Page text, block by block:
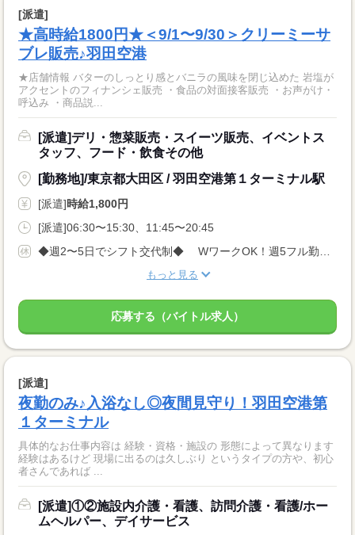
[派遣]
★高時給1800円★＜9/1〜9/30＞クリーミーサ
ブレ販売♪羽田空港
★店舗情報 バターのしっとり感とバニラの風味を閉じ込めた 岩塩が
アクセントのフィナンシェ販売 ・食品の対面接客販売 ・お声がけ・
呼込み ・商品説...
[派遣]デリ・惣菜販売・スイーツ販売、イベントス
タッフ、フード・飲食その他
[勤務地]/東京都大田区 / 羽田空港第１ターミナル駅
[派遣]時給1,800円
[派遣]06:30〜15:30、11:45〜20:45
もっと見る
応募する（バイトル求人）
[派遣]
夜勤のみ♪入浴なし◎夜間見守り！羽田空港第
１ターミナル
具体的なお仕事内容は 経験・資格・施設の 形態によって異なります
経験はあるけど 現場に出るのは久しぶり というタイプの方や、初心
者さんであれば ...
[派遣]①②施設内介護・看護、訪問介護・看護/ホー
ムヘルパー、デイサービス